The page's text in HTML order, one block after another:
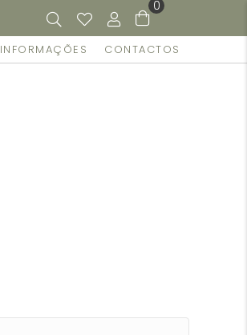
0
INFORMAÇÕES CONTACTOS